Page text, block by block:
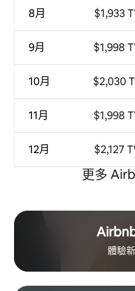
8月
9月
10月
11月
12月
$1,933
$1,998
$2,030
$1,998
$2,127
更多
體驗